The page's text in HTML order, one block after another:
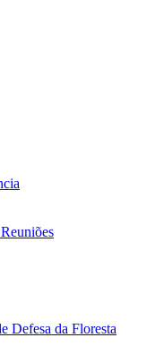
Defesa da Floresta